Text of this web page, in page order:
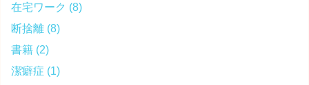
在宅ワーク (8)
断捨離 (8)
書籍 (2)
潔癖症 (1)